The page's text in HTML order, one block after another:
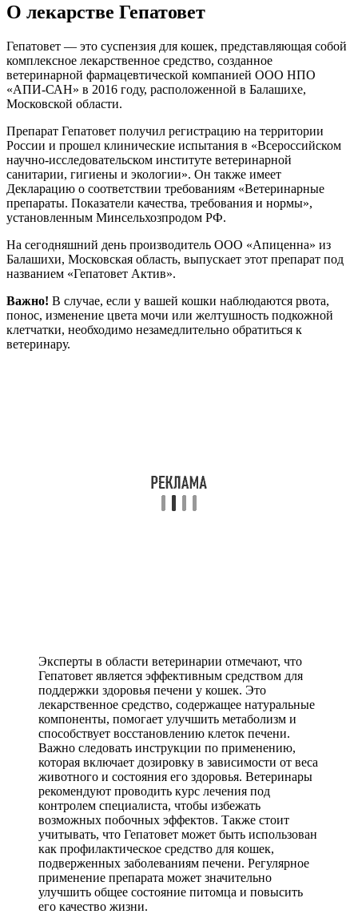
О лекарстве Гепатовет
Гепатовет — это суспензия для кошек, представляющая собой
комплексное лекарственное средство, созданное
ветеринарной фармацевтической компанией ООО НПО
«АПИ-САН» в 2016 году, расположенной в Балашихе,
Московской области.
Препарат Гепатовет получил регистрацию на территории
России и прошел клинические испытания в «Всероссийском
научно-исследовательском институте ветеринарной
санитарии, гигиены и экологии». Он также имеет
Декларацию о соответствии требованиям «Ветеринарные
препараты. Показатели качества, требования и нормы»,
установленным Минсельхозпродом РФ.
На сегодняшний день производитель ООО «Апиценна» из
Балашихи, Московская область, выпускает этот препарат под
названием «Гепатовет Актив».
Важно! В случае, если у вашей кошки наблюдаются рвота,
понос, изменение цвета мочи или желтушность подкожной
клетчатки, необходимо незамедлительно обратиться к
ветеринару.
Эксперты в области ветеринарии отмечают, что
Гепатовет является эффективным средством для
поддержки здоровья печени у кошек. Это
лекарственное средство, содержащее натуральные
компоненты, помогает улучшить метаболизм и
способствует восстановлению клеток печени.
Важно следовать инструкции по применению,
которая включает дозировку в зависимости от веса
животного и состояния его здоровья. Ветеринары
рекомендуют проводить курс лечения под
контролем специалиста, чтобы избежать
возможных побочных эффектов. Также стоит
учитывать, что Гепатовет может быть использован
как профилактическое средство для кошек,
подверженных заболеваниям печени. Регулярное
применение препарата может значительно
улучшить общее состояние питомца и повысить
его качество жизни.